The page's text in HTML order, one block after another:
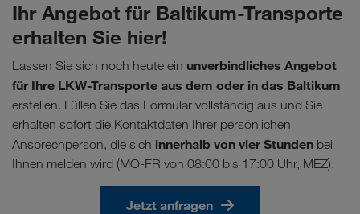
Ihr Angebot für Baltikum-Transporte
erhalten Sie hier!
Lassen Sie sich noch heute ein unverbindliches Angebot
für Ihre LKW-Transporte aus dem oder in das Baltikum
erstellen. Füllen Sie das Formular vollständig aus und Sie
erhalten sofort die Kontaktdaten Ihrer persönlichen
Ansprechperson, die sich innerhalb von vier Stunden bei
Ihnen melden wird (MO-FR von 08:00 bis 17:00 Uhr, MEZ).
Jetzt anfragen